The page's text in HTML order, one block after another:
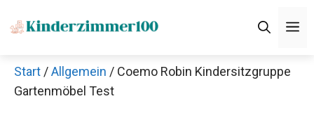
Inhalt
Start /Allgemein / Coemo Robin Kindersitzgruppe
Gartenmöbel Test